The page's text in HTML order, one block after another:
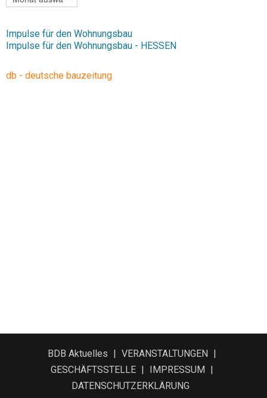
Impulse für den Wohnungsbau
Impulse für den Wohnungsbau - HESSEN
db - deutsche bauzeitung
BDB Aktuelles
VERANSTALTUNGEN
GESCHÄFTSSTELLE
IMPRESSUM
DATENSCHUTZERKLÄRUNG